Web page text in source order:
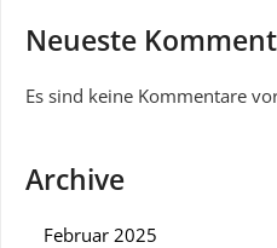
Neueste
Es sind keine Kommentare
Archive
Februar 2025